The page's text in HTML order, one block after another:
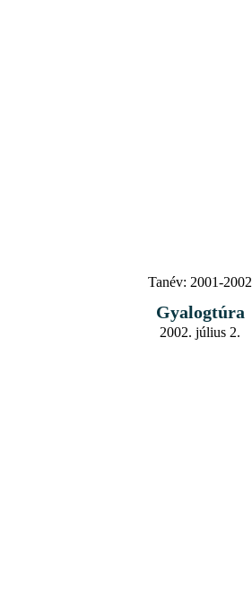
Tanév: 2001-2002
Gyalogtúra
2002. július 2.